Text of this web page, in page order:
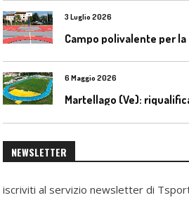
3 Luglio 2026
Campo polivalente per
6 Maggio 2026
NEWSLETTER
iscriviti al servizio newsletter di